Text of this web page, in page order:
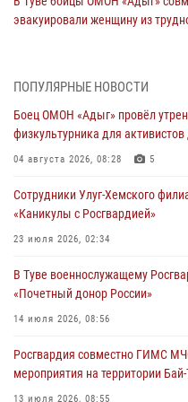
эвакуировали женщину из
Росгвардия проверила
Сотрудники вневедомственной
29 июля 2026, 09:41
26 сигналов «Тревога» с
29 июля 2026, 08:37 1
В Туве офицер Росгвардии
28 июля 2026, 07:48
ПОПУЛЯРНЫЕ НОВОСТИ
Боец ОМОН «Адыг» провёл
физкультурника для
04 августа 2026, 08:28 5
Сотрудники Улуг-Хемского
«Каникулы с Росгвардией»
23 июля 2026, 02:34
В Туве военнослужащему
«Почетный донор России»
14 июля 2026, 08:56
Росгвардия совместно ГИМС
мероприятия на территории
13 июля 2026, 08:55